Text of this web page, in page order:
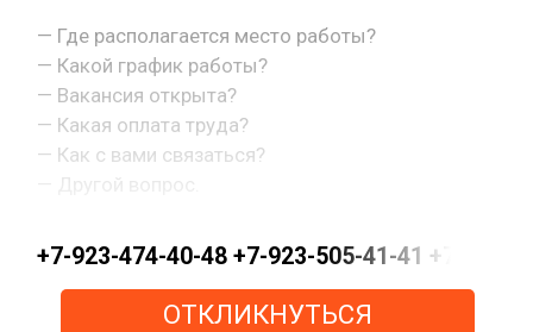
— Где располагается место работы?
— Какой график работы?
— Вакансия открыта?
— Какая оплата труда?
— Как с вами связаться?
+7-923-474-40-48 +7-923-505-41-41 +7-923-
ОТКЛИКНУТЬСЯ